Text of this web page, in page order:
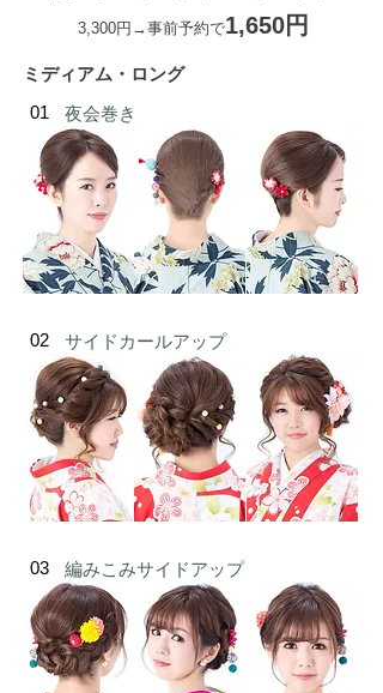
3,300円→事前予約で1,650円
ミディアム・ロング
01
夜会巻き
02 サイドカールアップ
03 編みこみサイドアップ